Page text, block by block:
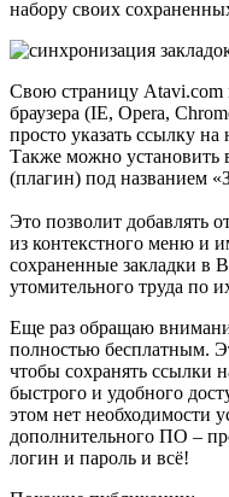
набору своих
Свою страницу Atavi.com
браузера (IE, Opera,
просто указать ссылку
Также можно установить
(плагин) под названием
Это позволит добавлять
из контекстного меню и
сохраненные закладки в
утомительного труда по
Еще раз обращаю
полностью бесплатным.
чтобы сохранять ссылки
быстрого и удобного
этом нет необходимости
дополнительного ПО –
логин и пароль и всё!